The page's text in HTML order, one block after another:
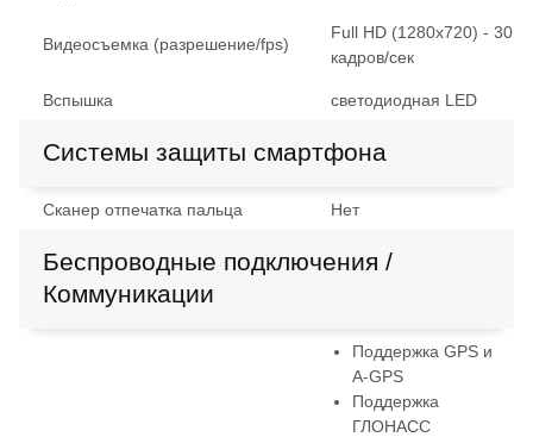
Видеосъемка (разрешение/fps)
Full HD (1280x720) - 30
кадров/сек
Вспышка светодиодная LED
Системы защиты смартфона
Сканер отпечатка пальца Нет
Беспроводные подключения /
Коммуникации
Поддержка GPS и
A-GPS
Поддержка
ГЛОНАСС